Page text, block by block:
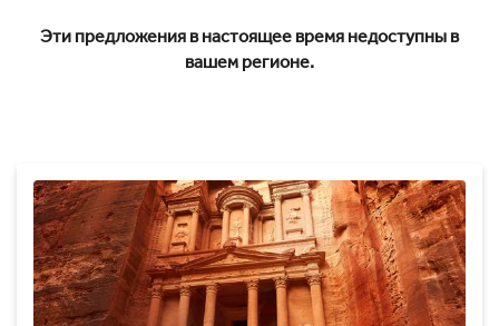
Эти предложения в настоящее время недоступны в
вашем регионе.